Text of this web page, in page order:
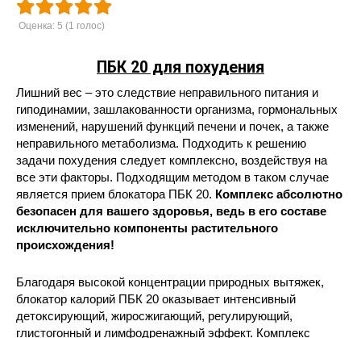
Оценка: 5 (1 голос)
ПБК 20 для похудения
Лишний вес – это следствие неправильного питания и
гиподинамии, зашлакованности организма, гормональных
изменений, нарушений функций печени и почек, а также
неправильного метаболизма. Подходить к решению
задачи похудения следует комплексно, воздействуя на
все эти факторы. Подходящим методом в таком случае
является прием блокатора ПБК 20. Комплекс абсолютно
безопасен для вашего здоровья, ведь в его составе
исключительно компоненты растительного
происхождения!
Благодаря высокой концентрации природных вытяжек,
блокатор калорий ПБК 20 оказывает интенсивный
детоксирующий, жиросжигающий, регулирующий,
глистогонный и лимфодренажный эффект. Комплекс